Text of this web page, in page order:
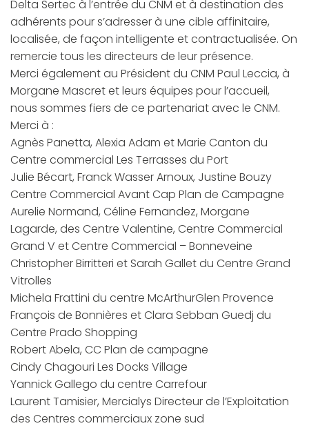
Delta Sertec à l’entrée du CNM et à destination des
adhérents pour s’adresser à une cible affinitaire,
localisée, de façon intelligente et contractualisée. On
remercie tous les directeurs de leur présence.
Merci également au Président du CNM Paul Leccia, à
Morgane Mascret et leurs équipes pour l’accueil,
nous sommes fiers de ce partenariat avec le CNM.
Merci à :
Agnès Panetta, Alexia Adam et Marie Canton du
Centre commercial Les Terrasses du Port
Julie Bécart, Franck Wasser Arnoux, Justine Bouzy
Centre Commercial Avant Cap Plan de Campagne
Aurelie Normand, Céline Fernandez, Morgane
Lagarde, des Centre Valentine, Centre Commercial
Grand V et Centre Commercial – Bonneveine
Christopher Birritteri et Sarah Gallet du Centre Grand
Vitrolles
Michela Frattini du centre McArthurGlen Provence
François de Bonnières et Clara Sebban Guedj du
Centre Prado Shopping
Robert Abela, CC Plan de campagne
Cindy Chagouri Les Docks Village
Yannick Gallego du centre Carrefour
Laurent Tamisier, Mercialys Directeur de l’Exploitation
des Centres commerciaux zone sud